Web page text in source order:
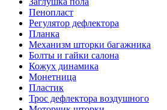
Пенопласт
Регулятор дефлектора
Планка
Механизм шторки багажника
Болты и гайки салона
Кожух динамика
Монетница
Пластик
Трос дефлектора воздушного